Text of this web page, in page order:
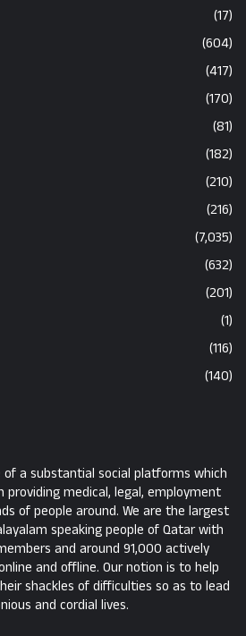
(17)
(604)
(417)
(170)
(81)
(182)
(210)
(216)
(7,035)
(632)
(201)
(1)
(116)
(140)
of a substantial social platforms which
providing medical, legal, employment
of people around. We are the largest
speaking people of Qatar with
and around 91,000 actively
and offline. Our notion is to help
shackles of difficulties so as to lead
and cordial lives.